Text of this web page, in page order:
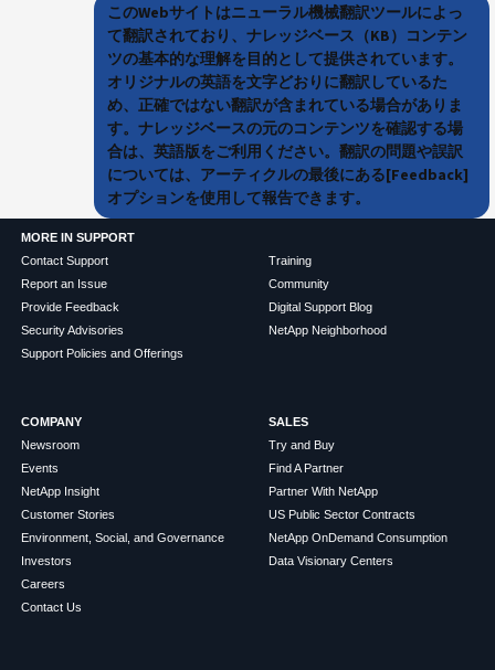
このWebサイトはニューラル機械翻訳ツールによっ
て翻訳されており、ナレッジベース（KB）コンテン
ツの基本的な理解を目的として提供されています。
オリジナルの英語を文字どおりに翻訳しているた
め、正確ではない翻訳が含まれている場合がありま
す。ナレッジベースの元のコンテンツを確認する場
合は、英語版をご利用ください。翻訳の問題や誤訳
については、アーティクルの最後にある[Feedback]
オプションを使用して報告できます。
MORE IN SUPPORT
Contact Support
Report an Issue
Provide Feedback
Security Advisories
Support Policies and Offerings
Training
Community
Digital Support Blog
NetApp Neighborhood
COMPANY
Newsroom
Events
NetApp Insight
Customer Stories
Environment, Social, and Governance
Investors
Careers
Contact Us
SALES
Try and Buy
Find A Partner
Partner With NetApp
US Public Sector Contracts
NetApp OnDemand Consumption
Data Visionary Centers